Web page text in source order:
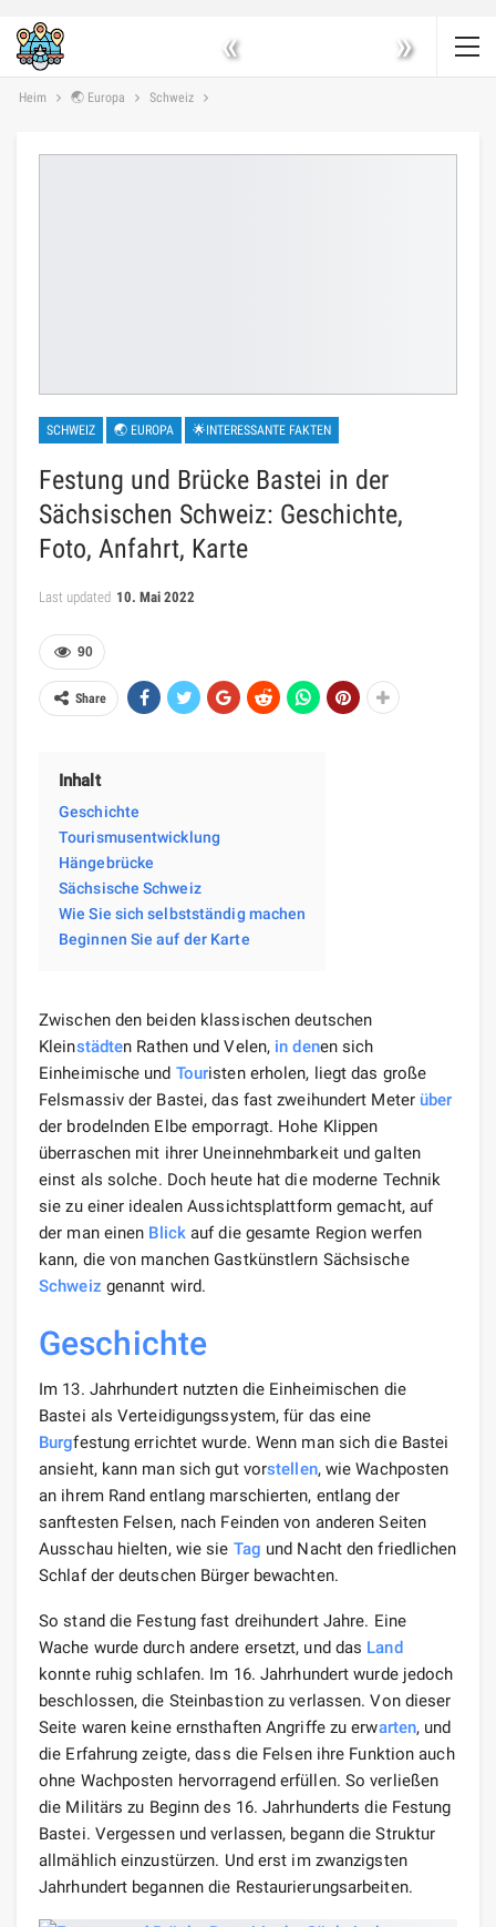
« »
Heim 🌏 Europa Schweiz
SCHWEIZ 🌏 EUROPA 🌟INTERESSANTE FAKTEN
Festung und Brücke Bastei in der
Sächsischen Schweiz: Geschichte,
Foto, Anfahrt, Karte
Last updated 10. Mai 2022
90
Share
Inhalt
Geschichte
Tourismusentwicklung
Hängebrücke
Sächsische Schweiz
Wie Sie sich selbstständig machen
Beginnen Sie auf der Karte
Zwischen den beiden klassischen deutschen
Kleinstädten Rathen und Velen, in denen sich
Einheimische und Touristen erholen, liegt das große
Felsmassiv der Bastei, das fast zweihundert Meterüber
der brodelnden Elbe emporragt. Hohe Klippen
überraschen mit ihrer Uneinnehmbarkeit und galten
einst als solche. Doch heute hat die moderne Technik
sie zu einer idealen Aussichtsplattform gemacht, auf
der man einen Blickauf die gesamte Region werfen
kann, die von manchen Gastkünstlern Sächsische
Schweiz genannt wird.
Geschichte
Im 13. Jahrhundert nutzten die Einheimischen die
Bastei als Verteidigungssystem, für das eine
Burgfestung errichtet wurde. Wenn man sich die Bastei
ansieht, kann man sich gut vorstellen, wie Wachposten
an ihrem Rand entlang marschierten, entlang der
sanftesten Felsen, nach Feinden von anderen Seiten
Ausschau hielten, wie sie Tag und Nacht den friedlichen
Schlaf der deutschen Bürger bewachten.
So stand die Festung fast dreihundert Jahre. Eine
Wache wurde durch andere ersetzt, und das Land
konnte ruhig schlafen. Im 16. Jahrhundert wurde jedoch
beschlossen, die Steinbastion zu verlassen. Von dieser
Seite waren keine ernsthaften Angriffe zu erwarten, und
die Erfahrung zeigte, dass die Felsen ihre Funktion auch
ohne Wachposten hervorragend erfüllen. So verließen
die Militärs zu Beginn des 16. Jahrhunderts die Festung
Bastei. Vergessen und verlassen, begann die Struktur
allmählich einzustürzen. Und erst im zwanzigsten
Jahrhundert begannen die Restaurierungsarbeiten.